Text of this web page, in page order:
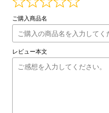
ご購入商品名
レビュー本文